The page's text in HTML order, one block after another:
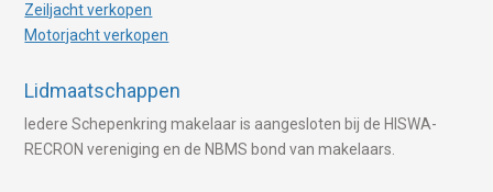
Zeiljacht verkopen
Motorjacht verkopen
Lidmaatschappen
Iedere Schepenkring makelaar is aangesloten bij de HISWA-
RECRON vereniging en de NBMS bond van makelaars.